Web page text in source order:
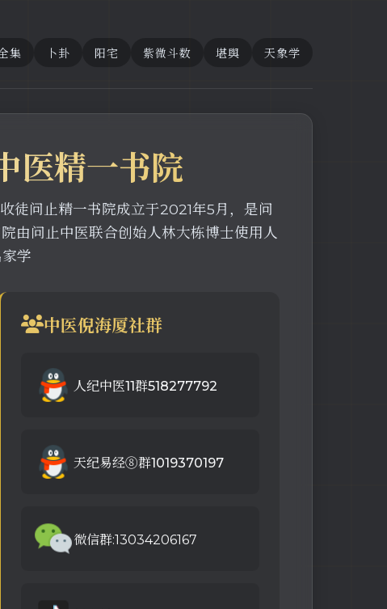
集 卜卦 阳宅 紫微斗数 堪舆 天象学
医精一书院
徒问止精一书院成立于2021年5月，是问
由问止中医联合创始人林大栋博士使用人
学
中医倪海厦社群
人纪中医11群518277792
天纪易经⑧群1019370197
微信群:13034206167